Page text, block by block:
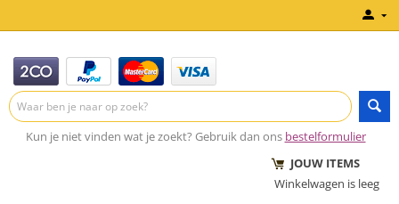
Kun je niet vinden wat je zoekt? Gebruik dan ons bestelformulier
JOUW ITEMS
Winkelwagen is leeg